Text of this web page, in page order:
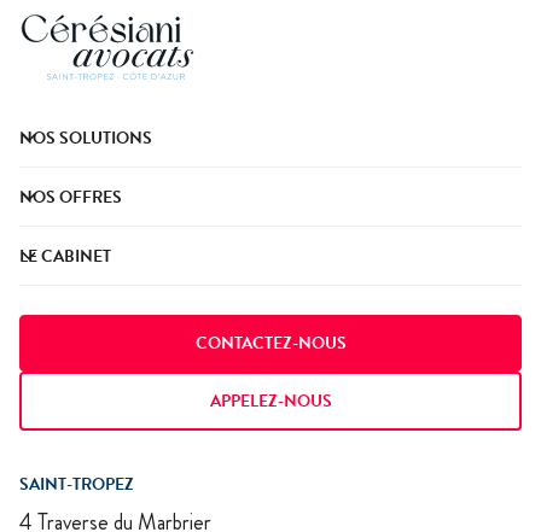
NOS SOLUTIONS
NOS OFFRES
LE CABINET
CONTACTEZ-NOUS
APPELEZ-NOUS
SAINT-TROPEZ
4 Traverse du Marbrier